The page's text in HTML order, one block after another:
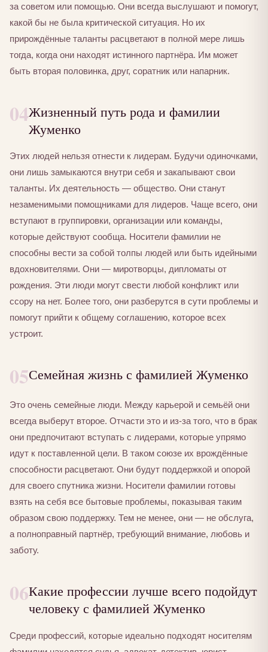
за советом или помощью. Они всегда выслушают и помогут,
какой бы не была критической ситуация. Но их
прирождённые таланты расцветают в полной мере лишь
тогда, когда они находят истинного партнёра. Им может
быть вторая половинка, друг, соратник или напарник.
04Жизненный путь рода и фамилии
Жуменко
Этих людей нельзя отнести к лидерам. Будучи одиночками,
они лишь замыкаются внутри себя и закапывают свои
таланты. Их деятельность — общество. Они станут
незаменимыми помощниками для лидеров. Чаще всего, они
вступают в группировки, организации или команды,
которые действуют сообща. Носители фамилии не
способны вести за собой толпы людей или быть идейными
вдохновителями. Они — миротворцы, дипломаты от
рождения. Эти люди могут свести любой конфликт или
ссору на нет. Более того, они разберутся в сути проблемы и
помогут прийти к общему соглашению, которое всех
устроит.
05Семейная жизнь с фамилией Жуменко
Это очень семейные люди. Между карьерой и семьёй они
всегда выберут второе. Отчасти это и из-за того, что в брак
они предпочитают вступать с лидерами, которые упрямо
идут к поставленной цели. В таком союзе их врождённые
способности расцветают. Они будут поддержкой и опорой
для своего спутника жизни. Носители фамилии готовы
взять на себя все бытовые проблемы, показывая таким
образом свою поддержку. Тем не менее, они — не обслуга,
а полноправный партнёр, требующий внимание, любовь и
заботу.
06Какие профессии лучше всего подойдут
человеку с фамилией Жуменко
Среди профессий, которые идеально подходят носителям